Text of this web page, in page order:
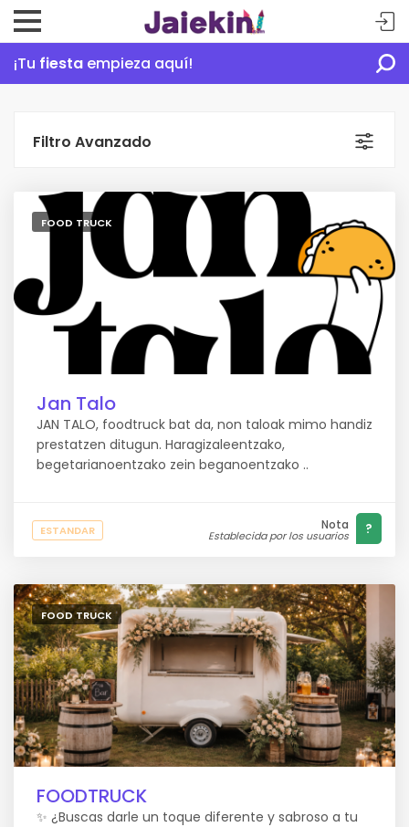
¡Tu fiesta empieza aquí!
Filtro Avanzado
FOOD TRUCK
Jan Talo
JAN TALO, foodtruck bat da, non taloak mimo handiz
prestatzen ditugun. Haragizaleentzako,
begetarianoentzako zein beganoentzako ..
ESTANDAR Nota
Establecida por los usuarios ?
FOOD TRUCK
FOODTRUCK
✨ ¿Buscas darle un toque diferente y sabroso a tu